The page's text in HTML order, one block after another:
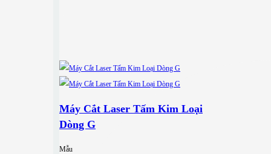
Máy Cắt Laser Tấm Kim Loại
Dòng G
Mẫu